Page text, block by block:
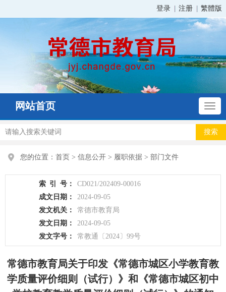
登录 注册 繁體版
网站首页
您的位置： 首页 > 信息公开 > 履职依据 > 部门文件
索 引 号：
CD021/202409-00016
成文日期：
2024-09-05
发文机关：
常德市教育局
发文日期：
2024-09-05
发文字号：
常教通〔2024〕99号
常德市教育局关于印发《常德市城区小学教育教
学质量评价细则（试行）》和《常德市城区初中